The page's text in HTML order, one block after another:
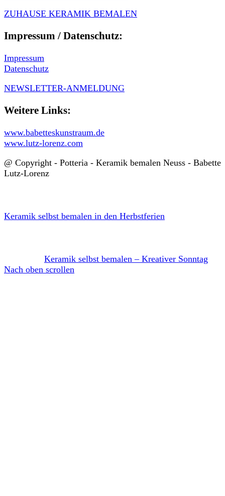
ZUHAUSE KERAMIK BEMALEN
Impressum / Datenschutz:
Impressum
Datenschutz
NEWSLETTER-ANMELDUNG
Weitere Links:
www.babetteskunstraum.de
www.lutz-lorenz.com
@ Copyright - Potteria - Keramik bemalen Neuss - Babette
Lutz-Lorenz
Keramik selbst bemalen in den Herbstferien
Keramik selbst bemalen – Kreativer Sonntag
Nach oben scrollen